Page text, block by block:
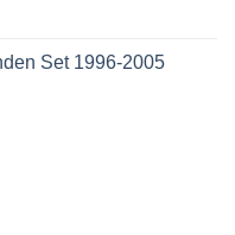
Set 1996-2005